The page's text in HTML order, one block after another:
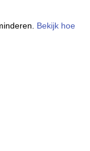
Bekijk hoe